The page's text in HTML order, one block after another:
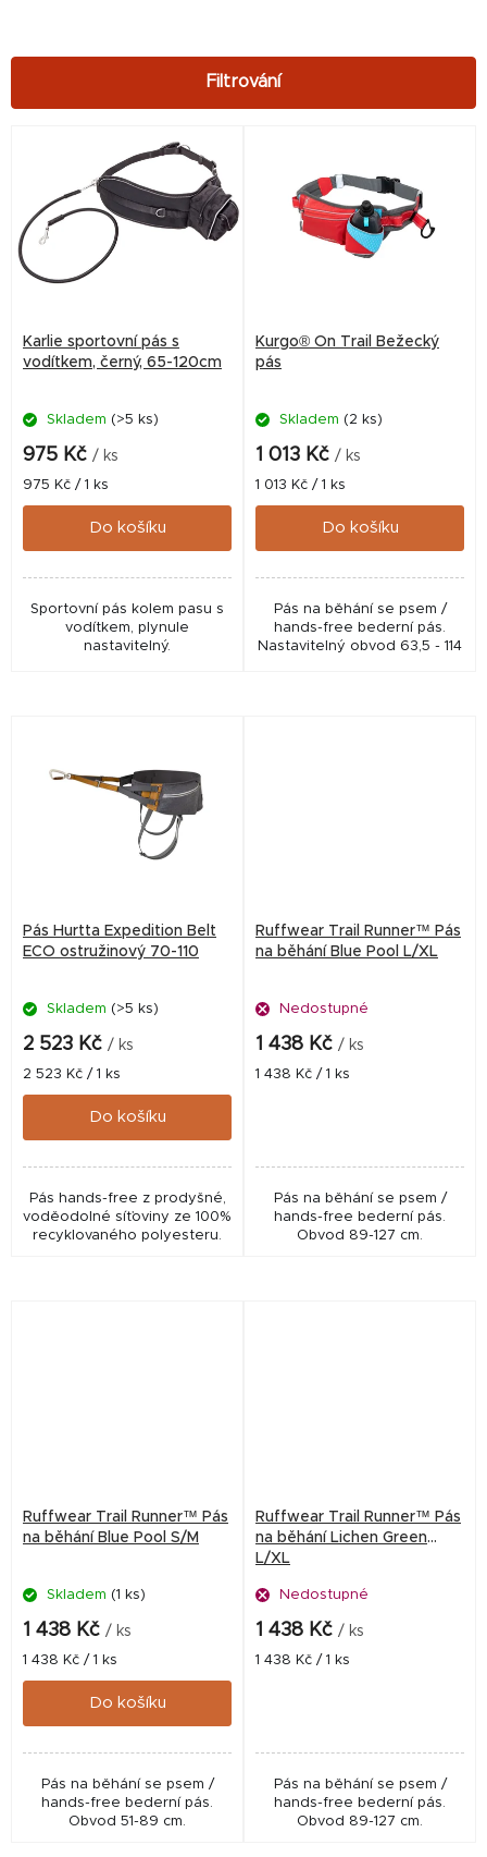
s
o
Karlie sportovní pás s
vodítkem, černý, 65-120cm
Skladem (>5 ks)
975 Kč / ks
Měrná
cena:
975 Kč / 1 ks
Do košíku
Sportovní pás kolem pasu s
vodítkem, plynule
nastavitelný.
Kurgo® On Trail Bežecký
pás
Skladem (2 ks)
1 013 Kč / ks
Měrná
cena:
1 013 Kč / 1 ks
Do košíku
Pás na běhání se psem /
hands-free bederní pás.
Nastavitelný obvod 63,5 - 114
Pás Hurtta Expedition Belt
ECO ostružinový 70-110
Skladem (>5 ks)
2 523 Kč / ks
Měrná
cena:
2 523 Kč / 1 ks
Do košíku
Pás hands-free z prodyšné,
voděodolné síťoviny ze 100%
recyklovaného polyesteru.
Ruffwear Trail Runner™ Pás
na běhání Blue Pool L/XL
Nedostupné
1 438 Kč / ks
Měrná
1 438 Kč / 1 ks
Pás na běhání se psem /
hands-free bederní pás.
Obvod 89-127 cm.
Ruffwear Trail Runner™ Pás
na běhání Blue Pool S/M
Skladem (1 ks)
1 438 Kč / ks
Měrná
cena:
1 438 Kč / 1 ks
Do košíku
Pás na běhání se psem /
hands-free bederní pás.
Obvod 51-89 cm.
Ruffwear Trail Runner™ Pás
na běhání Lichen Green
L/XL
Nedostupné
1 438 Kč / ks
Měrná
1 438 Kč / 1 ks
Pás na běhání se psem /
hands-free bederní pás.
Obvod 89-127 cm.